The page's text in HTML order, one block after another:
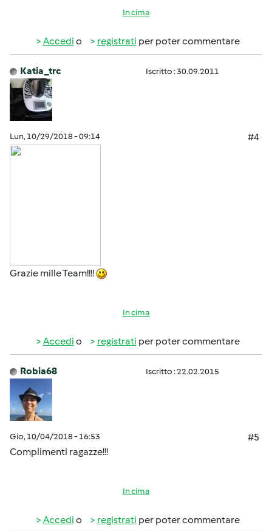
In cima
Accedi o registrati per poter commentare
Katia_trc Iscritto : 30.09.2011
Lun, 10/29/2018 - 09:14 #4
Grazie mille Team!!!!
In cima
Accedi o registrati per poter commentare
Robia68 Iscritto : 22.02.2015
Gio, 10/04/2018 - 16:53
#5
Complimenti ragazze!!!
In cima
Accedi o registrati per poter commentare